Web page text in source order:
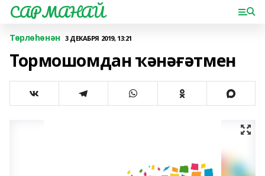
САРМАНАЙ
Төрлөһөнән 3 ДЕКАБРЯ 2019, 13:21
Тормошомдан ҡәнәғәтмен